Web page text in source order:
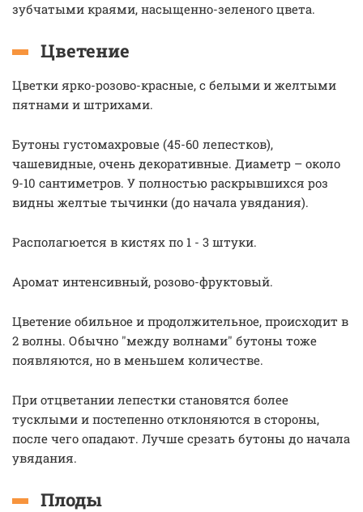
зубчатыми краями, насыщенно-зеленого цвета.
Цветение
Цветки ярко-розово-красные, с белыми и желтыми
пятнами и штрихами.
Бутоны густомахровые (45-60 лепестков),
чашевидные, очень декоративные. Диаметр – около
9-10 сантиметров. У полностью раскрывшихся роз
видны желтые тычинки (до начала увядания).
Располагюется в кистях по 1 - 3 штуки.
Аромат интенсивный, розово-фруктовый.
Цветение обильное и продолжительное, происходит в
2 волны. Обычно "между волнами" бутоны тоже
появляются, но в меньшем количестве.
При отцветании лепестки становятся более
тусклыми и постепенно отклоняются в стороны,
после чего опадают. Лучше срезать бутоны до начала
увядания.
Плоды